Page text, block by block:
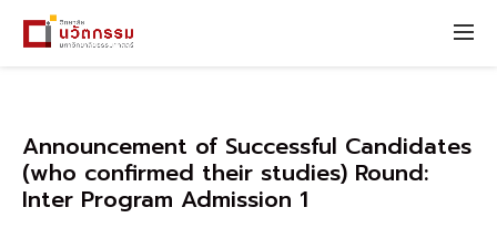
Announcement of Successful Candidates
(who confirmed their studies) Round:
Inter Program Admission 1